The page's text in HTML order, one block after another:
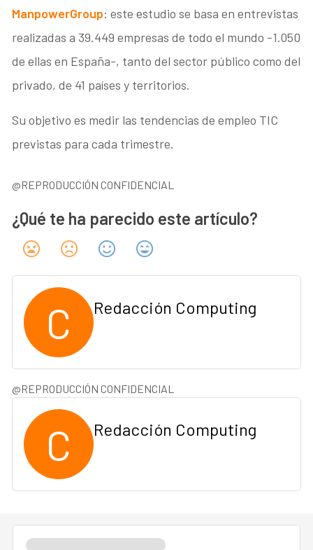
ManpowerGroup: este estudio se basa en entrevistas
realizadas a 39.449 empresas de todo el mundo -1.050
de ellas en España-, tanto del sector público como del
privado, de 41 países y territorios.
Su objetivo es medir las tendencias de empleo TIC
previstas para cada trimestre.
@REPRODUCCIÓN CONFIDENCIAL
¿Qué te ha parecido este artículo?
C Redacción Computing
@REPRODUCCIÓN CONFIDENCIAL
C Redacción Computing